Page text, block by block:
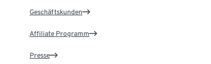
Geschäftskunden
Affiliate Programm
Presse